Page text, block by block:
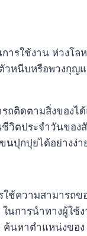
ารใช้งาน ห่วงโ
วหนีบหรือพวงกุญ
รถติดตามสิ่งของไ
วิตประจำวันของ
นปุกปุยได้อย่างง่า
ใช้ความสามารถ
ในการนำทางผู้ใช้
นหาตำแหน่งของ